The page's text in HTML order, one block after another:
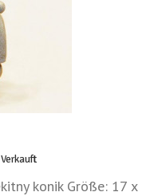
Verkauft
konik Größe: 17 x